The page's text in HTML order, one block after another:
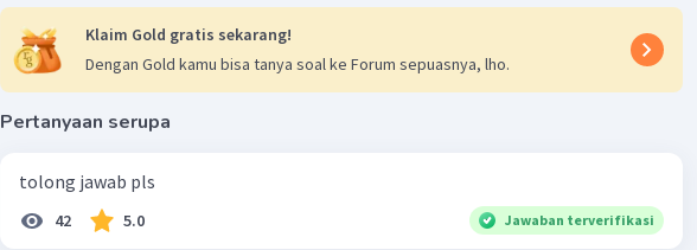
Klaim Gold gratis sekarang!
Dengan Gold kamu bisa tanya soal ke Forum sepuasnya, lho.
Pertanyaan serupa
tolong jawab pls
42 5.0 Jawaban terverifikasi